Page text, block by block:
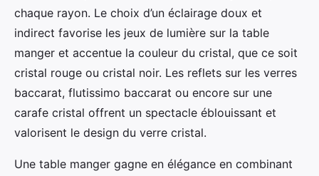
chaque rayon. Le choix d’un éclairage doux et
indirect favorise les jeux de lumière sur la table
manger et accentue la couleur du cristal, que ce soit
cristal rouge ou cristal noir. Les reflets sur les verres
baccarat, flutissimo baccarat ou encore sur une
carafe cristal offrent un spectacle éblouissant et
valorisent le design du verre cristal.
Une table manger gagne en élégance en combinant